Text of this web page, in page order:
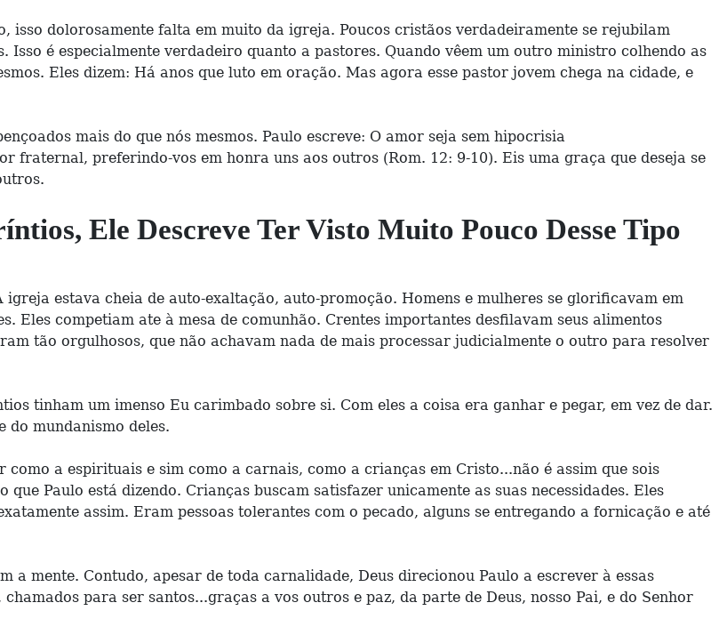
isso dolorosamente falta em muito da igreja. Poucos cristãos verdadeiramente se rejubilam
Isso é especialmente verdadeiro quanto a pastores. Quando vêem um outro ministro colhendo as
Eles dizem: Há anos que luto em oração. Mas agora esse pastor jovem chega na cidade, e
mais do que nós mesmos. Paulo escreve: O amor seja sem hipocrisia
fraternal, preferindo-vos em honra uns aos outros (Rom. 12: 9-10). Eis uma graça que deseja se
Ele Descreve Ter Visto Muito Pouco Desse Tipo
estava cheia de auto-exaltação, auto-promoção. Homens e mulheres se glorificavam em
Eles competiam ate à mesa de comunhão. Crentes importantes desfilavam seus alimentos
tão orgulhosos, que não achavam nada de mais processar judicialmente o outro para resolver
tinham um imenso Eu carimbado sobre si. Com eles a coisa era ganhar e pegar, em vez de dar.
mundanismo deles.
a espirituais e sim como a carnais, como a crianças em Cristo...não é assim que sois
Paulo está dizendo. Crianças buscam satisfazer unicamente as suas necessidades. Eles
assim. Eram pessoas tolerantes com o pecado, alguns se entregando a fornicação e até
a mente. Contudo, apesar de toda carnalidade, Deus direcionou Paulo a escrever à essas
para ser santos...graças a vos outros e paz, da parte de Deus, nosso Pai, e do Senhor